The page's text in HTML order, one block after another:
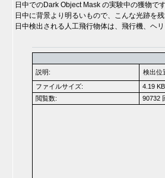
日中でのDark Object Mask の実験中の獲物です
日中に背景より明るいもので、こんな光跡を
日中検出される人工飛行物体は、飛行機、ヘ
説明:
検出位
ファイルサイズ:
4.19 KB
閲覧数:
90732